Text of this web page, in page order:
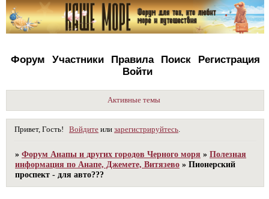
Форум Участники Правила Поиск
Регистрация
Войти
Активные темы
Привет, Гость! Войдите илизарегистрируйтесь
»Форум Анапы и других городов Черного моря »Полезная
информация по Анапе, Джемете, Витязево »Пионерский
проспект - для авто???